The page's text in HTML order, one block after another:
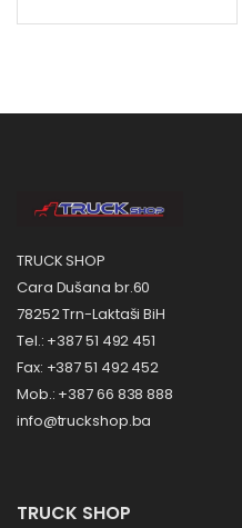
TRUCK SHOP
Cara Dušana br.60
78252 Trn-Laktaši BiH
Tel.: +387 51 492 451
Fax: +387 51 492 452
Mob.: +387 66 838 888
info@truckshop.ba
TRUCK SHOP